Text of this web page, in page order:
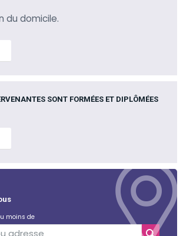
du domicile.
SONT FORMÉES ET DIPLÔMÉES
moins de